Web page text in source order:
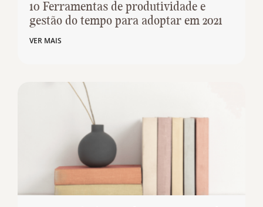
10 Ferramentas de produtividade e
gestão do tempo para adoptar em 2021
VER MAIS